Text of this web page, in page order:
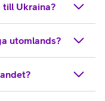
till Ukraina?
utomlands?